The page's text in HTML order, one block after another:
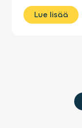
Lue lisää